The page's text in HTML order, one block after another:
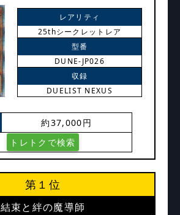
レアリティ
25thシークレットレア
型番
DUNE-JP026
収録
DUELIST NEXUS
約37,000円
トレトクで検索
第１位
結束と絆の魔導師